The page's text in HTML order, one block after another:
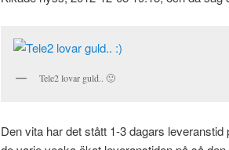
Tele2 lovar guld.. 🙂
Den vita har det stått 1-3 dagars